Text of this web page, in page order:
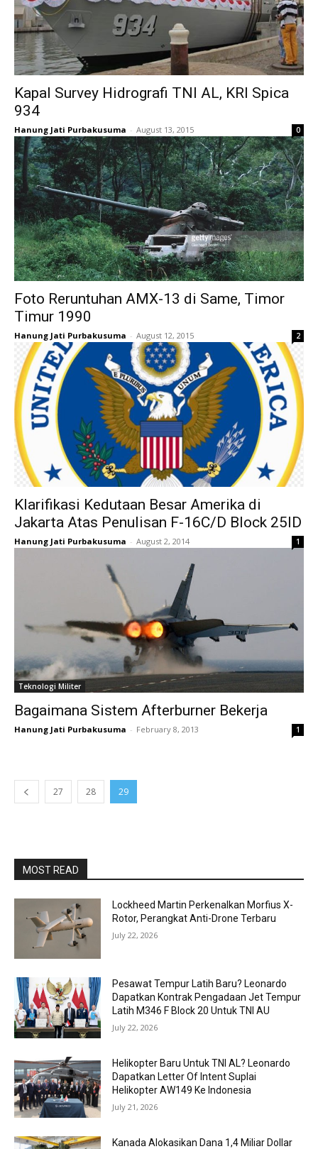
Kapal Survey Hidrografi TNI AL, KRI Spica
934
Hanung Jati Purbakusuma - August 13, 2015 0
Foto Reruntuhan AMX-13 di Same, Timor
Timur 1990
Hanung Jati Purbakusuma - August 12, 2015 2
Klarifikasi Kedutaan Besar Amerika di
Jakarta Atas Penulisan F-16C/D Block 25ID
Hanung Jati Purbakusuma - August 2, 2014 1
Teknologi Militer
Bagaimana Sistem Afterburner Bekerja
Hanung Jati Purbakusuma - February 8, 2013 1
27 28 29
MOST READ
Lockheed Martin Perkenalkan Morfius X-
Rotor, Perangkat Anti-Drone Terbaru
July 22, 2026
Pesawat Tempur Latih Baru? Leonardo
Dapatkan Kontrak Pengadaan Jet Tempur
Latih M346 F Block 20 Untuk TNI AU
July 22, 2026
Helikopter Baru Untuk TNI AL? Leonardo
Dapatkan Letter Of Intent Suplai
Helikopter AW149 Ke Indonesia
July 21, 2026
Kanada Alokasikan Dana 1,4 Miliar Dollar